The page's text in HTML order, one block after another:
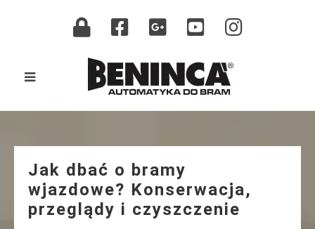
Jak dbać o bramy
wjazdowe? Konserwacja,
przeglądy i czyszczenie